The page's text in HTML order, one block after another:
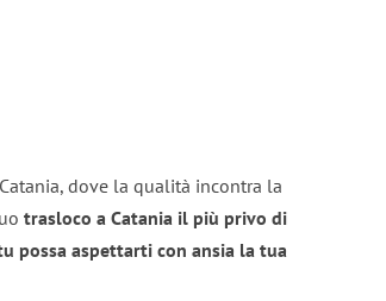
dove la qualità incontra la
trasloco a Catania il più privo di
possa aspettarti con ansia la tua